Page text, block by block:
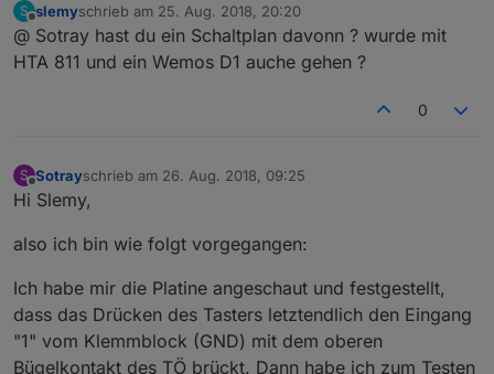
S
Offline
slemyschrieb am 25. Aug. 2018, 20:20
zuletzt editiert von
@ Sotray hast du ein Schaltplan davonn ? wurde mit
HTA 811 und ein Wemos D1 auche gehen ?
0
S
Offline
Sotrayschrieb am 26. Aug. 2018, 09:25
zuletzt editiert von
Hi Slemy,
also ich bin wie folgt vorgegangen:
Ich habe mir die Platine angeschaut und festgestellt,
dass das Drücken des Tasters letztendlich den Eingang
"1" vom Klemmblock (GND) mit dem oberen
Bügelkontakt des TÖ brückt. Dann habe ich zum Testen